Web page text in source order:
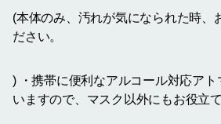
(本体のみ、汚れが気になられた時、
ださい。
) ・携帯に便利なアルコール対応ア
いますので、マスク以外にもお役立て